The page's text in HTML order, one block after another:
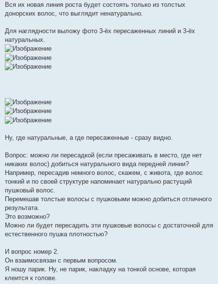
Вся их новая линия роста будет состоять только из толстых
донорских волос, что выглядит ненатурально.
Для наглядности выложу фото 3-ёх пересаженных линий и 3-ёх
натуральных.
Ну, где натуральные, а где пересаженные - сразу видно.
Вопрос: можно ли пересадкой (если пресаживать в место, где нет
никаких волос) добиться натурального вида передней линии?
Например, пересадив немного волос, скажем, с живота, где волос
тонкий и по своей структуре напоминает натурально растущий
пушковый волос.
Перемешав толстые волосы с пушковыми можно добиться отличного
результата.
Это возможно?
Можно ли будет пересадить эти пушковые волосы с достаточной для
естественного пушка плотностью?
И вопрос номер 2.
Он взаимосвязан с первым вопросом.
Я ношу парик. Ну, не парик, накладку на тонкой основе, которая
клеится к голове.